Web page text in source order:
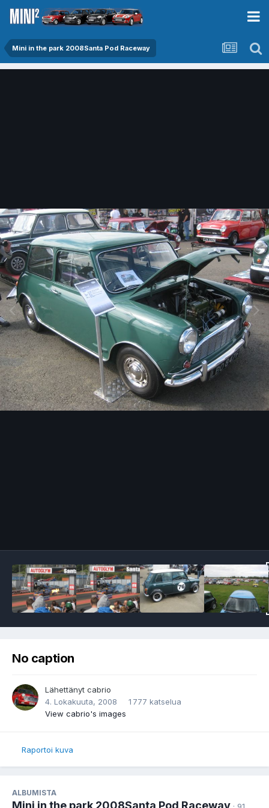
Mini in the park 2008Santa Pod Raceway
No caption
Lähettänyt cabrio
4. Lokakuuta, 2008
1 777 katselua
View cabrio's images
Raportoi kuva
ALBUMISTA
Mini in the park 2008Santa Pod Raceway